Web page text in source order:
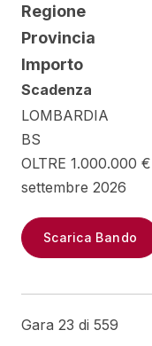
Regione
Provincia
Importo
Scadenza
LOMBARDIA
BS
OLTRE 1.000.000 €
settembre 2026
Scarica Bando
Gara 23 di 559